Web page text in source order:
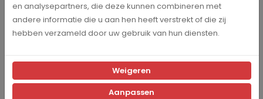
hardnekkige kalkafzettingen vormen.
Fase 3, de bescherming:
bijzondere actieve bestanddelen verzegelen de
beschermen deze duurzaam tegen afzettingen van
koffieresten en koffievetten.
en analysepartners, die deze kunnen combineren met
andere informatie die u aan hen heeft verstrekt of die zij
hebben verzameld door uw gebruik van hun diensten.
Weigeren
Aanpassen